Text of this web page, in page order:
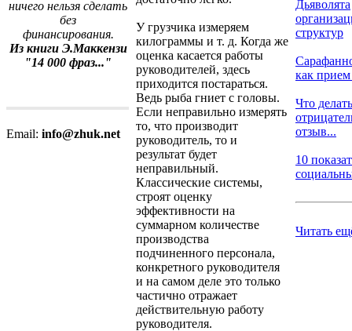
ничего нельзя сделать
без
финансирования.
Из книги Э.Маккензи
"14 000 фраз..."
Email: info@zhuk.net
У грузчика измеряем
килограммы и т. д. Когда же
оценка касается работы
руководителей, здесь
приходится постараться.
Ведь рыба гниет с головы.
Если неправильно измерять
то, что производит
руководитель, то и
результат будет
неправильный.
Классические системы,
строят оценку
эффективности на
суммарном количестве
производства
подчиненного персонала,
конкретного руководителя
и на самом деле это только
частично отражает
действительную работу
руководителя.
Дьяволята
структур
как
Что
отзыв...
10
Читать